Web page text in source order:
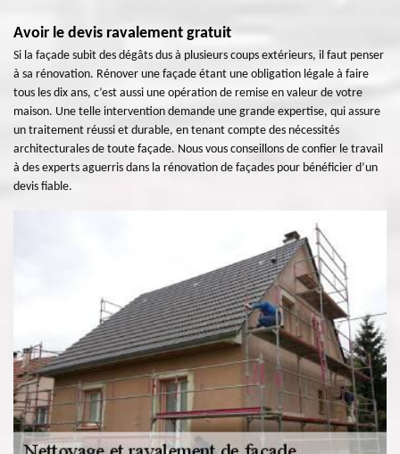
Avoir le devis ravalement gratuit
Si la façade subit des dégâts dus à plusieurs coups extérieurs, il faut penser
à sa rénovation. Rénover une façade étant une obligation légale à faire
tous les dix ans, c’est aussi une opération de remise en valeur de votre
maison. Une telle intervention demande une grande expertise, qui assure
un traitement réussi et durable, en tenant compte des nécessités
architecturales de toute façade. Nous vous conseillons de confier le travail
à des experts aguerris dans la rénovation de façades pour bénéficier d’un
devis fiable.